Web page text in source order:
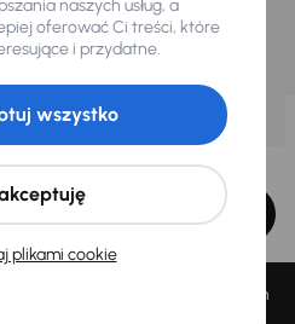
aut”
aut” obowiązuje we wszystkich
Sp. z o.o. („AAA AUTO”).
naszych usług, a
oferować Ci treści, które
i przydatne.
plikami cookie
wszystko